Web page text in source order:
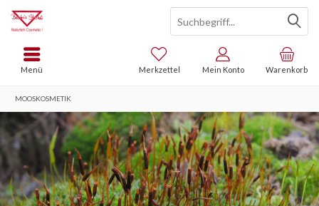
Warenkorb
Merkzettel Mein Konto
Menü
MOOSKOSMETIK